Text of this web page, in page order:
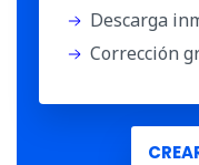
Descarga
Corrección